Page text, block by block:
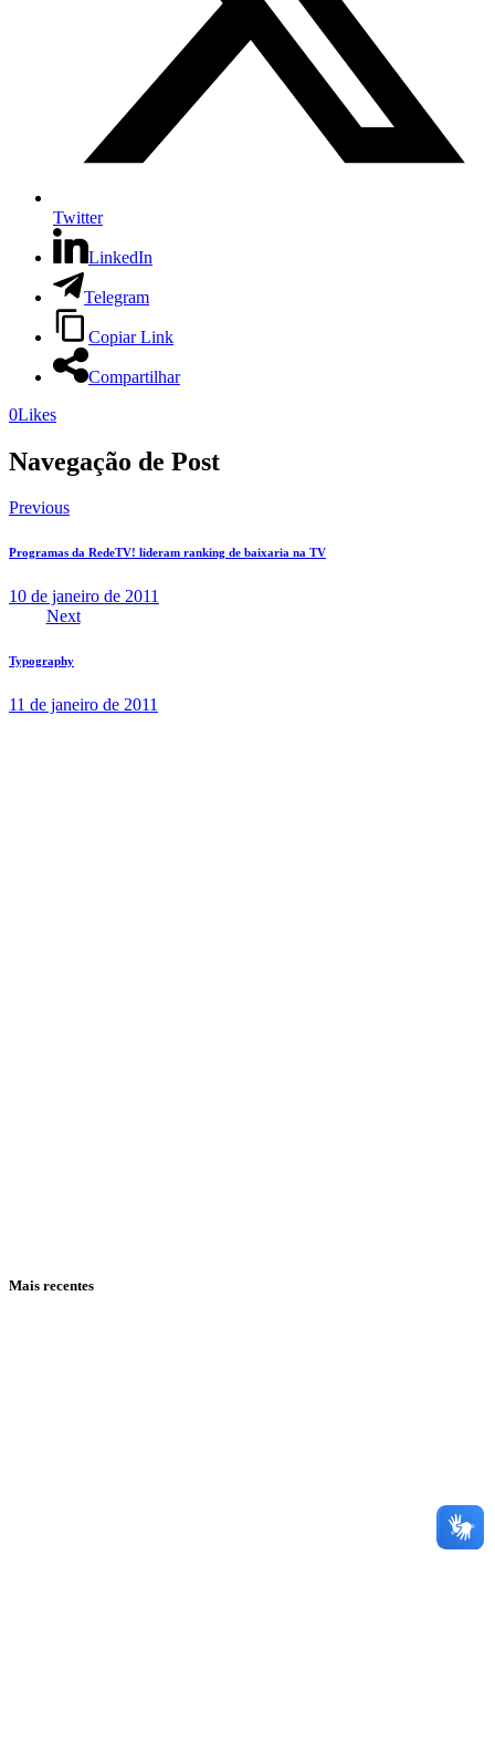
Twitter
LinkedIn
Telegram
Copiar Link
Compartilhar
0Likes
Navegação de Post
Previous
Programas da RedeTV! lideram ranking de baixaria na TV
10 de janeiro de 2011
Next
Typography
11 de janeiro de 2011
Mais recentes